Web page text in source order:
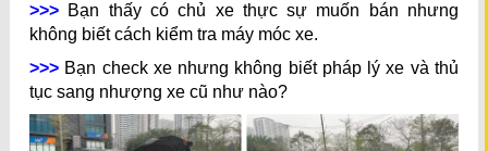
>>> Bạn thấy có chủ xe thực sự muốn bán nhưng
không biết cách kiểm tra máy móc xe.
>>> Bạn check xe nhưng không biết pháp lý xe và thủ
tục sang nhượng xe cũ như nào?